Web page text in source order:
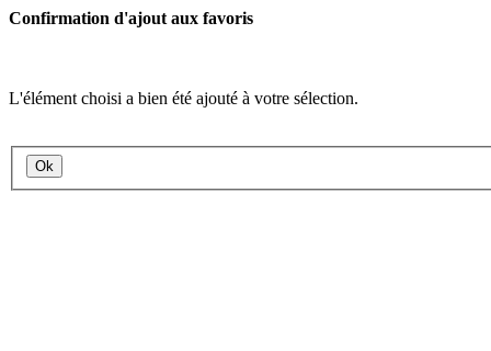
Confirmation d'ajout aux favoris
L'élément choisi a bien été ajouté à votre sélection.